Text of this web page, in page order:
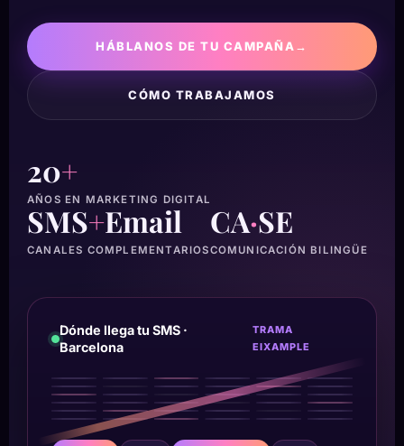
HÁBLANOS DE TU CAMPAÑA →
CÓMO TRABAJAMOS
20+
AÑOS EN MARKETING DIGITAL
SMS+Email
CANALES COMPLEMENTARIOS
CA·SE
COMUNICACIÓN BILINGÜE
Dónde llega tu SMS ·
Barcelona
TRAMA
EIXAMPLE